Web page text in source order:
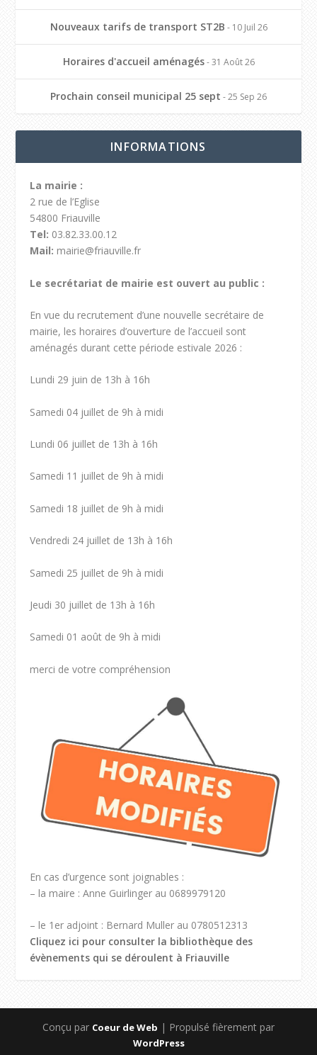
Nouveaux tarifs de transport ST2B - 10 Juil 26
Horaires d'accueil aménagés- 31 Août 26
Prochain conseil municipal 25 sept - 25 Sep 26
INFORMATIONS
La mairie :
2 rue de l’Eglise
54800 Friauville
Tel: 03.82.33.00.12
Mail: mairie@friauville.fr
Le secrétariat de mairie est ouvert au public :
En vue du recrutement d’une nouvelle secrétaire de
mairie, les horaires d’ouverture de l’accueil sont
aménagés durant cette période estivale 2026 :
Lundi 29 juin de 13h à 16h
Samedi 04 juillet de 9h à midi
Lundi 06 juillet de 13h à 16h
Samedi 11 juillet de 9h à midi
Samedi 18 juillet de 9h à midi
Vendredi 24 juillet de 13h à 16h
Samedi 25 juillet de 9h à midi
Jeudi 30 juillet de 13h à 16h
Samedi 01 août de 9h à midi
merci de votre compréhension
En cas d’urgence sont joignables :
– la maire : Anne Guirlinger au 0689979120
– le 1er adjoint : Bernard Muller au 0780512313
Cliquez ici pour consulter la bibliothèque des
évènements qui se déroulent à Friauville
Conçu par Coeur de Web | Propulsé fièrement par
WordPress